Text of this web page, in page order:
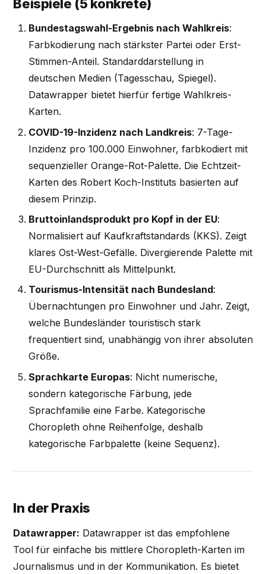
Beispiele (5 konkrete)
Bundestagswahl-Ergebnis nach Wahlkreis:
Farbkodierung nach stärkster Partei oder Erst-
Stimmen-Anteil. Standarddarstellung in
deutschen Medien (Tagesschau, Spiegel).
Datawrapper bietet hierfür fertige Wahlkreis-
Karten.
COVID-19-Inzidenz nach Landkreis: 7-Tage-
Inzidenz pro 100.000 Einwohner, farbkodiert mit
sequenzieller Orange-Rot-Palette. Die Echtzeit-
Karten des Robert Koch-Instituts basierten auf
diesem Prinzip.
Bruttoinlandsprodukt pro Kopf in der EU:
Normalisiert auf Kaufkraftstandards (KKS). Zeigt
klares Ost-West-Gefälle. Divergierende Palette mit
EU-Durchschnitt als Mittelpunkt.
Tourismus-Intensität nach Bundesland:
Übernachtungen pro Einwohner und Jahr. Zeigt,
welche Bundesländer touristisch stark
frequentiert sind, unabhängig von ihrer absoluten
Größe.
Sprachkarte Europas: Nicht numerische,
sondern kategorische Färbung, jede
Sprachfamilie eine Farbe. Kategorische
Choropleth ohne Reihenfolge, deshalb
kategorische Farbpalette (keine Sequenz).
In der Praxis
Datawrapper: Datawrapper ist das empfohlene
Tool für einfache bis mittlere Choropleth-Karten im
Journalismus und in der Kommunikation. Es bietet